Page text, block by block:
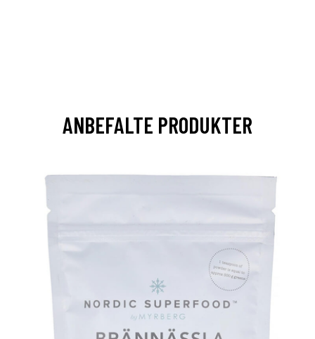
ANBEFALTE PRODUKTER